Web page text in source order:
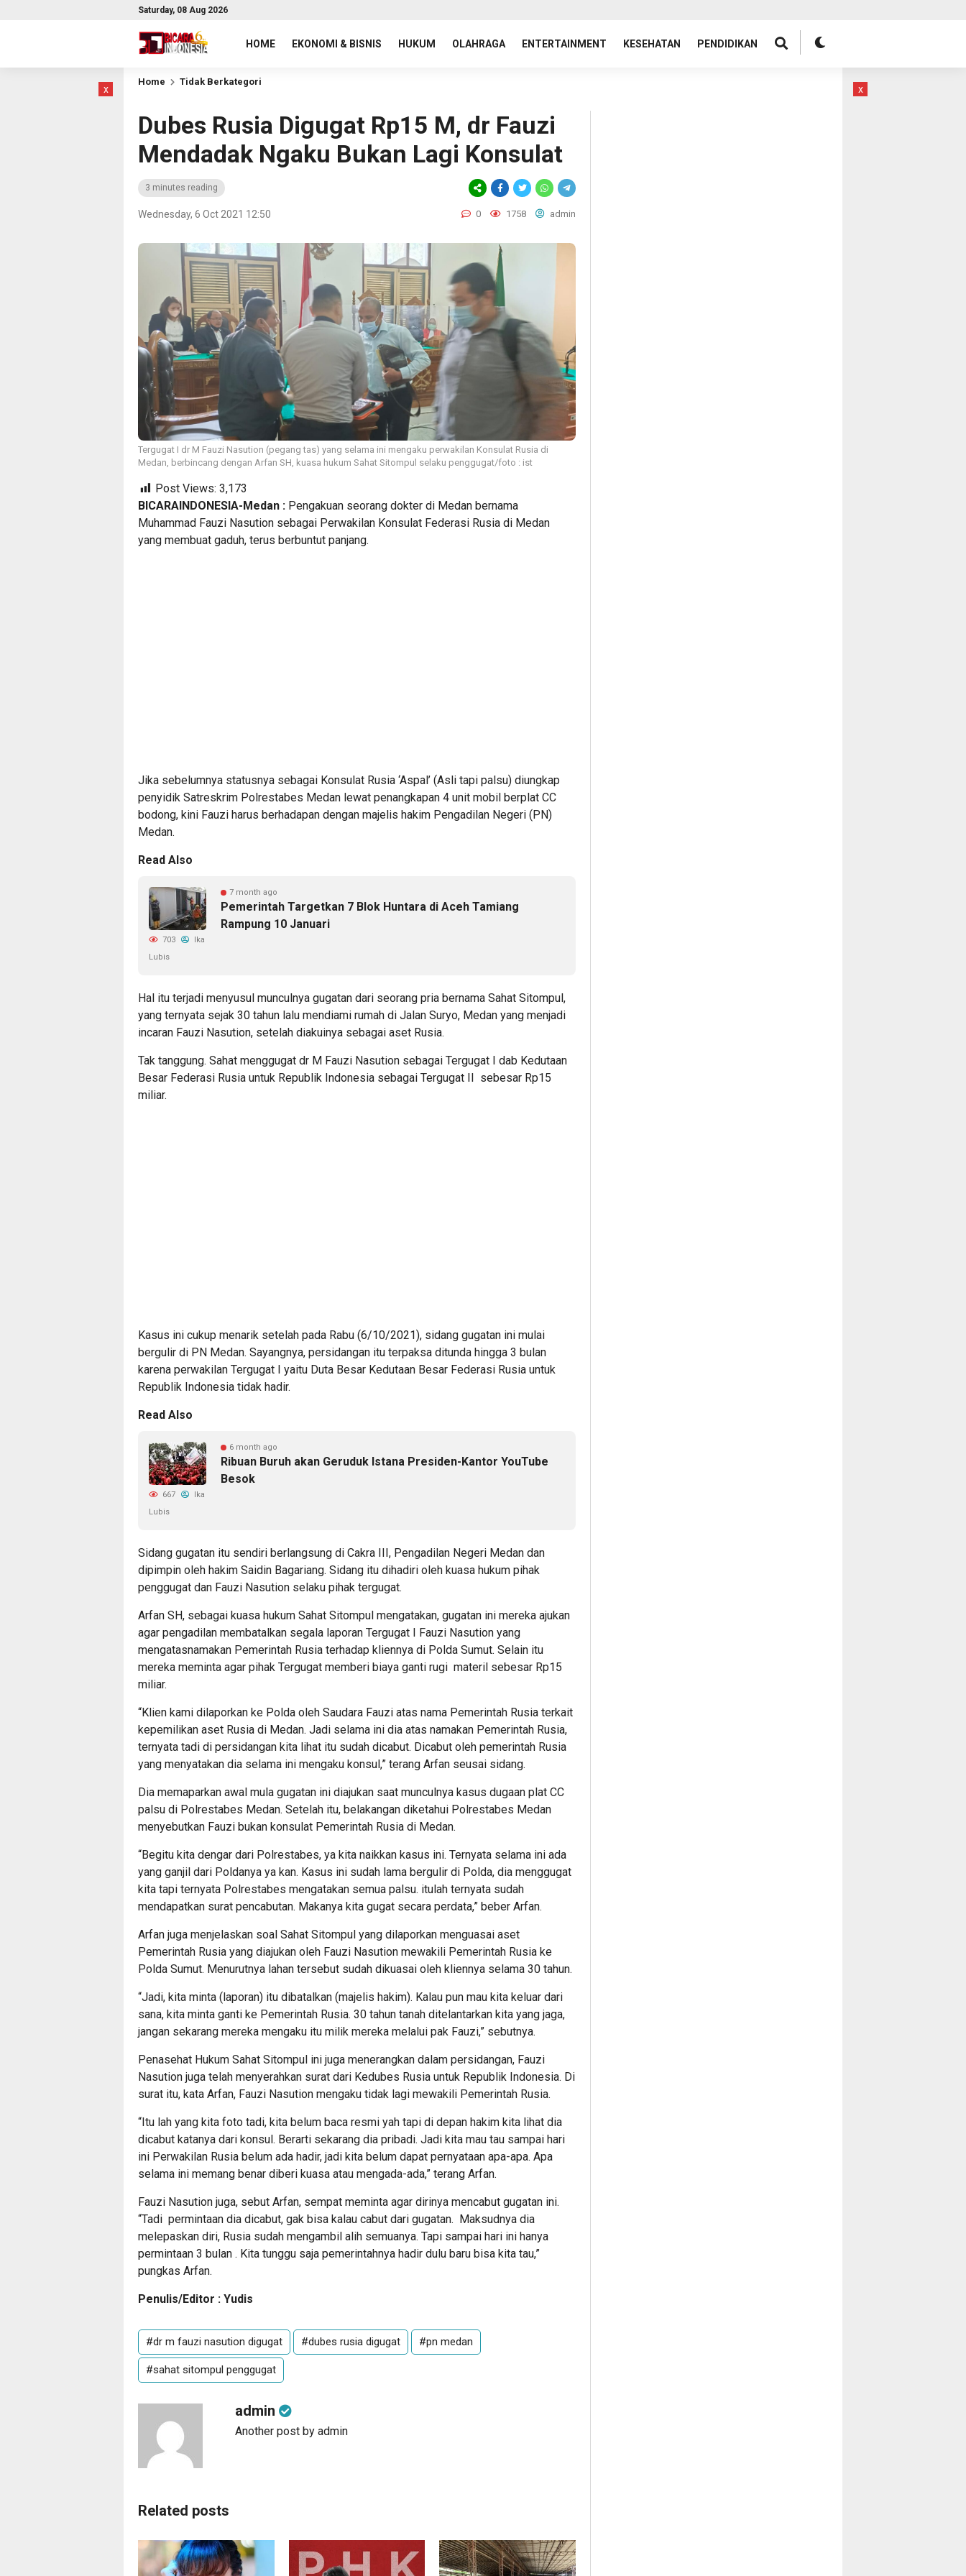
Saturday, 08 Aug 2026
HOME EKONOMI & BISNIS HUKUM OLAHRAGA ENTERTAINMENT KESEHATAN PENDIDIKAN
x
Home Tidak Berkategori
Dubes Rusia Digugat Rp15 M, dr Fauzi
Mendadak Ngaku Bukan Lagi Konsulat
3 minutes reading
Wednesday, 6 Oct 2021 12:50 0 1758 admin
Tergugat I dr M Fauzi Nasution (pegang tas) yang selama ini mengaku perwakilan Konsulat Rusia di
Medan, berbincang dengan Arfan SH, kuasa hukum Sahat Sitompul selaku penggugat/foto : ist
Post Views: 3,173
BICARAINDONESIA-Medan : Pengakuan seorang dokter di Medan bernama
Muhammad Fauzi Nasution sebagai Perwakilan Konsulat Federasi Rusia di Medan
yang membuat gaduh, terus berbuntut panjang.
Jika sebelumnya statusnya sebagai Konsulat Rusia ‘Aspal’ (Asli tapi palsu) diungkap
penyidik Satreskrim Polrestabes Medan lewat penangkapan 4 unit mobil berplat CC
bodong, kini Fauzi harus berhadapan dengan majelis hakim Pengadilan Negeri (PN)
Medan.
Read Also
7 month ago
Pemerintah Targetkan 7 Blok Huntara di Aceh Tamiang
Rampung 10 Januari
703
Ika
Lubis
Hal itu terjadi menyusul munculnya gugatan dari seorang pria bernama Sahat Sitompul,
yang ternyata sejak 30 tahun lalu mendiami rumah di Jalan Suryo, Medan yang menjadi
incaran Fauzi Nasution, setelah diakuinya sebagai aset Rusia.
Tak tanggung. Sahat menggugat dr M Fauzi Nasution sebagai Tergugat I dab Kedutaan
Besar Federasi Rusia untuk Republik Indonesia sebagai Tergugat II sebesar Rp15
miliar.
Kasus ini cukup menarik setelah pada Rabu (6/10/2021), sidang gugatan ini mulai
bergulir di PN Medan. Sayangnya, persidangan itu terpaksa ditunda hingga 3 bulan
karena perwakilan Tergugat I yaitu Duta Besar Kedutaan Besar Federasi Rusia untuk
Republik Indonesia tidak hadir.
Read Also
6 month ago
Ribuan Buruh akan Geruduk Istana Presiden-Kantor YouTube
Besok
667
Ika
Lubis
Sidang gugatan itu sendiri berlangsung di Cakra III, Pengadilan Negeri Medan dan
dipimpin oleh hakim Saidin Bagariang. Sidang itu dihadiri oleh kuasa hukum pihak
penggugat dan Fauzi Nasution selaku pihak tergugat.
Arfan SH, sebagai kuasa hukum Sahat Sitompul mengatakan, gugatan ini mereka ajukan
agar pengadilan membatalkan segala laporan Tergugat I Fauzi Nasution yang
mengatasnamakan Pemerintah Rusia terhadap kliennya di Polda Sumut. Selain itu
mereka meminta agar pihak Tergugat memberi biaya ganti rugi materil sebesar Rp15
miliar.
“Klien kami dilaporkan ke Polda oleh Saudara Fauzi atas nama Pemerintah Rusia terkait
kepemilikan aset Rusia di Medan. Jadi selama ini dia atas namakan Pemerintah Rusia,
ternyata tadi di persidangan kita lihat itu sudah dicabut. Dicabut oleh pemerintah Rusia
yang menyatakan dia selama ini mengaku konsul,” terang Arfan seusai sidang.
Dia memaparkan awal mula gugatan ini diajukan saat munculnya kasus dugaan plat CC
palsu di Polrestabes Medan. Setelah itu, belakangan diketahui Polrestabes Medan
menyebutkan Fauzi bukan konsulat Pemerintah Rusia di Medan.
“Begitu kita dengar dari Polrestabes, ya kita naikkan kasus ini. Ternyata selama ini ada
yang ganjil dari Poldanya ya kan. Kasus ini sudah lama bergulir di Polda, dia menggugat
kita tapi ternyata Polrestabes mengatakan semua palsu. itulah ternyata sudah
mendapatkan surat pencabutan. Makanya kita gugat secara perdata,” beber Arfan.
Arfan juga menjelaskan soal Sahat Sitompul yang dilaporkan menguasai aset
Pemerintah Rusia yang diajukan oleh Fauzi Nasution mewakili Pemerintah Rusia ke
Polda Sumut. Menurutnya lahan tersebut sudah dikuasai oleh kliennya selama 30 tahun.
“Jadi, kita minta (laporan) itu dibatalkan (majelis hakim). Kalau pun mau kita keluar dari
sana, kita minta ganti ke Pemerintah Rusia. 30 tahun tanah ditelantarkan kita yang jaga,
jangan sekarang mereka mengaku itu milik mereka melalui pak Fauzi,” sebutnya.
Penasehat Hukum Sahat Sitompul ini juga menerangkan dalam persidangan, Fauzi
Nasution juga telah menyerahkan surat dari Kedubes Rusia untuk Republik Indonesia. Di
surat itu, kata Arfan, Fauzi Nasution mengaku tidak lagi mewakili Pemerintah Rusia.
“Itu lah yang kita foto tadi, kita belum baca resmi yah tapi di depan hakim kita lihat dia
dicabut katanya dari konsul. Berarti sekarang dia pribadi. Jadi kita mau tau sampai hari
ini Perwakilan Rusia belum ada hadir, jadi kita belum dapat pernyataan apa-apa. Apa
selama ini memang benar diberi kuasa atau mengada-ada,” terang Arfan.
Fauzi Nasution juga, sebut Arfan, sempat meminta agar dirinya mencabut gugatan ini.
“Tadi permintaan dia dicabut, gak bisa kalau cabut dari gugatan. Maksudnya dia
melepaskan diri, Rusia sudah mengambil alih semuanya. Tapi sampai hari ini hanya
permintaan 3 bulan . Kita tunggu saja pemerintahnya hadir dulu baru bisa kita tau,”
pungkas Arfan.
Penulis/Editor : Yudis
#dr m fauzi nasution digugat #dubes rusia digugat #pn medan
#sahat sitompul penggugat
admin
Another post by admin
Related posts
x